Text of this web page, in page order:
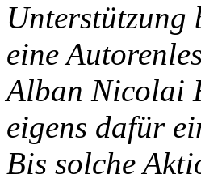
Unterstützung
eine
Alban Nicolai
eigens dafür
Bis solche